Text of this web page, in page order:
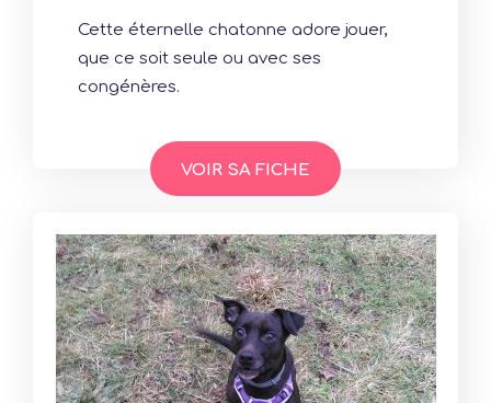
Cette éternelle chatonne adore jouer,
que ce soit seule ou avec ses
congénères.
VOIR SA FICHE